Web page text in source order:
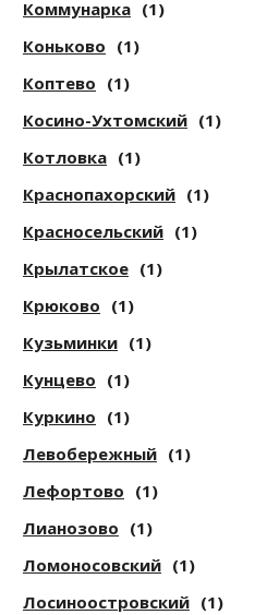
Коммунарка (1)
Коньково (1)
Коптево (1)
Косино-Ухтомский (1)
Котловка (1)
Краснопахорский (1)
Красносельский (1)
Крылатское (1)
Крюково (1)
Кузьминки (1)
Кунцево (1)
Куркино (1)
Левобережный (1)
Лефортово (1)
Лианозово (1)
Ломоносовский (1)
Лосиноостровский (1)